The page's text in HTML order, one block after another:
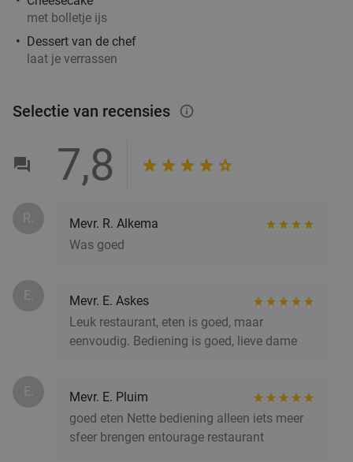
met bolletje ijs
Dessert van de chef
laat je verrassen
Selectie van recensies info_outlined
7,8
R.
Mevr. R. Alkema
Was goed
E.
Mevr. E. Askes
Leuk restaurant, eten is goed, maar
eenvoudig. Bediening is goed, lieve dame
E.
Mevr. E. Pluim
goed eten Nette bediening alleen iets meer
sfeer brengen entourage restaurant